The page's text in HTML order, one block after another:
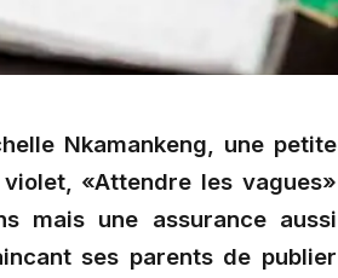
Nkamankeng, une petite
«Attendre les vagues»
mais une assurance aussi
ses parents de publier